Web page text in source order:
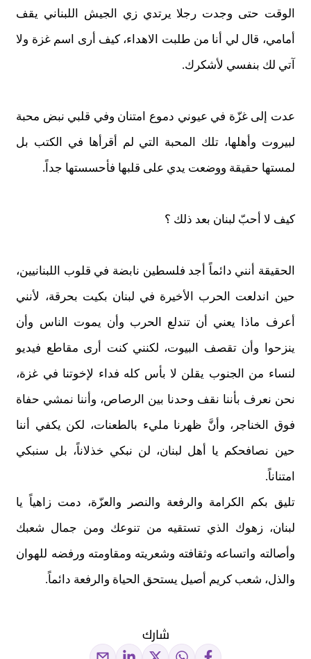
الوقت حتى وجدت رجلا يرتدي زي الجيش اللبناني يقف
أمامي، قال لي أنا من طلبت الاهداء، كيف أرى اسم غزة ولا
آتي لك بنفسي لأشكرك.
عدت إلى غزّة في عيوني دموع امتنان وفي قلبي نبض محبة
لبيروت وأهلها، تلك المحبة التي لم أقرأها في الكتب بل
لمستها حقيقة ووضعت يدي على قلبها فأحسستها جداً.
كيف لا أحبّ لبنان بعد ذلك ؟
الحقيقة أنني دائماً أجد فلسطين نابضة في قلوب اللبنانيين،
حين اندلعت الحرب الأخيرة في لبنان بكيت بحرقة، لأنني
أعرف ماذا يعني أن تندلع الحرب وأن يموت الناس وأن
ينزحوا وأن تقصف البيوت، لكنني كنت أرى مقاطع فيديو
لنساء من الجنوب يقلن لا بأس كله فداء لإخوتنا في غزة،
نحن نعرف بأننا نقف وحدنا بين الرصاص، وأننا نمشي حفاة
فوق الخناجر، وأنَّ ظهرنا مليء بالطعنات، لكن يكفي أننا
حين نصافحكم يا أهل لبنان، لن نبكي خذلاناً، بل سنبكي
امتناناً.
تليق بكم الكرامة والرفعة والنصر والعزّة، دمت زاهياً يا
لبنان، زهوك الذي تستقيه من تنوعك ومن جمال شعبك
وأصالته واتساعه وثقافته وشعريته ومقاومته ورفضه للهوان
والذل، شعب كريم أصيل يستحق الحياة والرفعة دائماً.
شارك